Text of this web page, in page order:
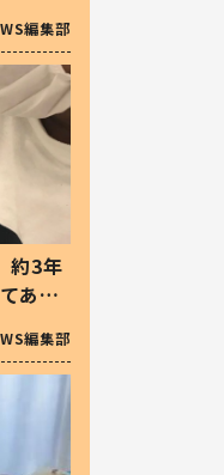
編集部
約3年
あっ
編集部